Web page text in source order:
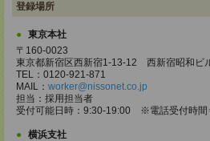
登録場所
東京本社
〒160-0023
東京都新宿区西新宿1-13-12 西新宿昭和ビ
TEL：0120-921-871
MAIL： worker@nissonet.co.jp
担当：採用担当者
受付可能日時：9:30-19:00 ※電話受付時
横浜支社